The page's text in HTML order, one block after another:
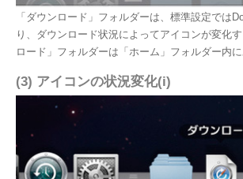
「ダウンロード」フォルダーは、標準設定では
り、ダウンロード状況によってアイコンが変化
ロード」フォルダーは「ホーム」フォルダー内
(3) アイコンの状況変化(i)